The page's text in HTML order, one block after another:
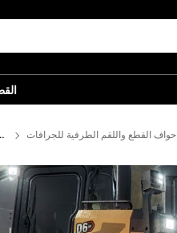
أدواتحواف القطع واللقم الطرفية للجرافات